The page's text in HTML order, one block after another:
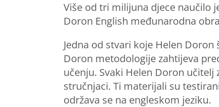
Više od tri milijuna djece naučilo
Doron English međunarodna
Jedna od stvari koje Helen
Doron metodologije zahtijeva
učenju. Svaki Helen Doron
stručnjaci. Ti materijali su
održava se na engleskom jeziku.